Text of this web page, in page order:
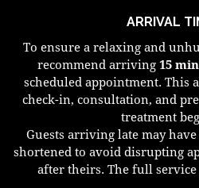
ARRIVAL
To ensure a relaxing and
recommend arriving 15
scheduled appointment. This
check-in, consultation, and
treatment
Guests arriving late may
shortened to avoid disrupting
after theirs. The full